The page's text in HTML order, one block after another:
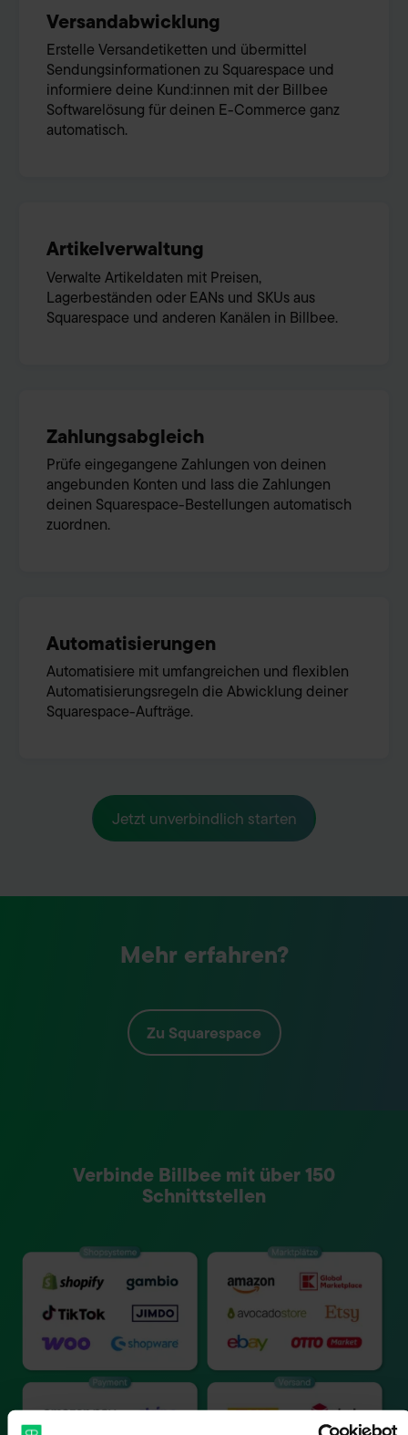
Versandabwicklung
Erstelle Versandetiketten und übermittel
Sendungsinformationen zu Squarespace und
informiere deine Kund:innen mit der Billbee
Softwarelösung für deinen E-Commerce ganz
automatisch.
Artikelverwaltung
Verwalte Artikeldaten mit Preisen,
Lagerbeständen oder EANs und SKUs aus
Squarespace und anderen Kanälen in Billbee.
Zahlungsabgleich
Prüfe eingegangene Zahlungen von deinen
angebunden Konten und lass die Zahlungen
deinen Squarespace-Bestellungen automatisch
zuordnen.
Automatisierungen
Automatisiere mit umfangreichen und flexiblen
Automatisierungsregeln die Abwicklung deiner
Squarespace-Aufträge.
Jetzt unverbindlich starten
Mehr erfahren?
Zu Squarespace
Verbinde Billbee mit über 150
Schnittstellen